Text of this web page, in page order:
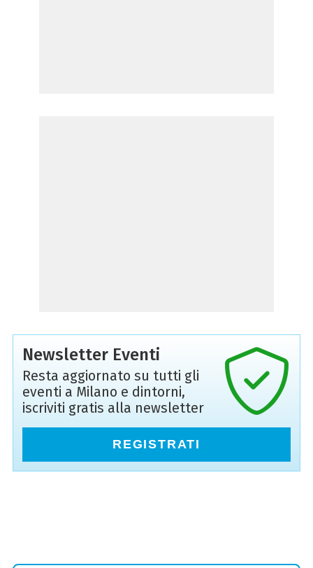
Newsletter Eventi
Resta aggiornato su tutti gli
eventi a Milano e dintorni,
iscriviti gratis alla newsletter
REGISTRATI